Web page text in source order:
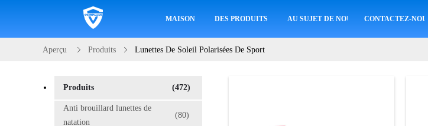
MAISON DES PRODUITS AU SUJET DE NOUS CONTACTEZ-NOUS
Aperçu Produits Lunettes De Soleil Polarisées De Sport
Produits (472)
Anti brouillard lunettes de
natation
(80)